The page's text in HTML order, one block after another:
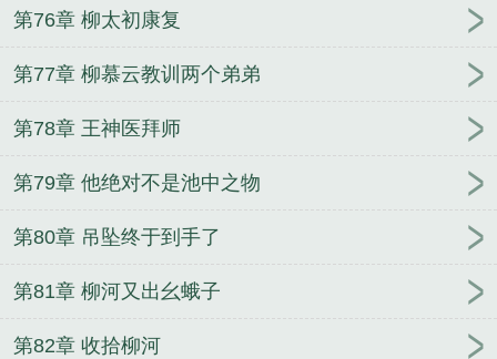
第76章 柳太初康复
第77章 柳慕云教训两个弟弟
第78章 王神医拜师
第79章 他绝对不是池中之物
第80章 吊坠终于到手了
第81章 柳河又出幺蛾子
第82章 收拾柳河